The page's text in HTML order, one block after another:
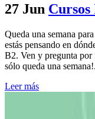
27 Jun Cursos
Queda una semana
estás pensando en
B2. Ven y pregunta por
sólo queda una
Leer más